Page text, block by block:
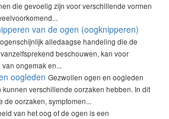
die gevoelig zijn voor verschillende vormen
van de ogen (oogknipperen)
alledaagse handeling die de
beschouwen, kan voor
ongemak en...
oogleden Gezwollen ogen en oogleden
kunnen verschillende oorzaken hebben. In dit
de oorzaken, symptomen...
van het oog of de ogen is een